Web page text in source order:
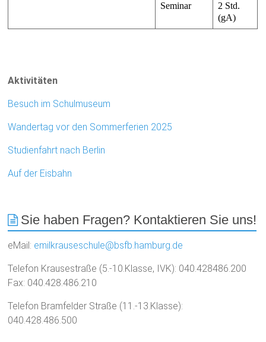
Seminar
2 Std.
(gA)
Aktivitäten
Besuch im Schulmuseum
Wandertag vor den Sommerferien 2025
Studienfahrt nach Berlin
Auf der Eisbahn
Sie haben Fragen? Kontaktieren Sie uns!
eMail: emilkrauseschule@bsfb.hamburg.de
Telefon Krausestraße (5.-10.Klasse, IVK): 040.428486.200
Fax: 040.428.486.210
Telefon Bramfelder Straße (11.-13.Klasse):
040.428.486.500